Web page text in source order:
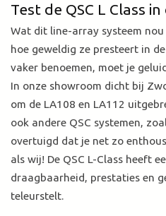
Test de QSC L Class
Wat dit line-array systeem
hoe geweldig ze presteert in
vaker benoemen, moet je
In onze showroom dicht bij
om de LA108 en LA112
ook andere QSC systemen,
overtuigd dat je net zo
als wij! De QSC L-Class heeft
draagbaarheid, prestaties en
teleurstelt.